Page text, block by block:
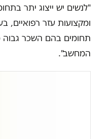
"לנשים יש ייצוג יתר
ומקצועות עזר רפואיים,
תחומים בהם השכר גבוה
המחשב".